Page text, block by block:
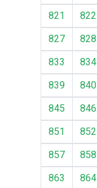
821
822
827
828
833
834
839
840
845
846
851
852
857
858
863
864